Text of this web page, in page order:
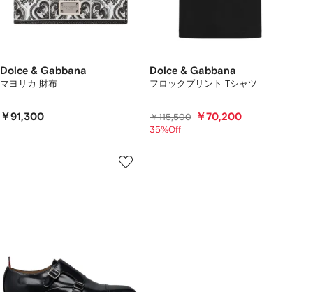
Dolce & Gabbana
マヨリカ 財布
￥91,300
Dolce & Gabbana
フロックプリント Tシャツ
￥115,500 ￥70,200
35%Off